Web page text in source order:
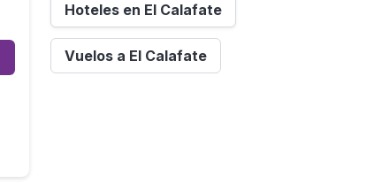
Hoteles en El Calafate
Vuelos a El Calafate